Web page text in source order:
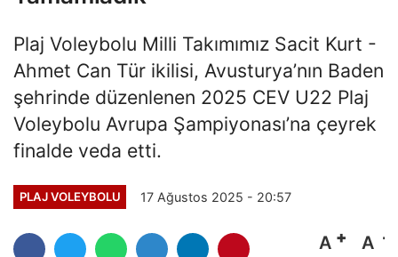
Plaj Voleybolu Milli Takımımız Sacit Kurt -
Ahmet Can Tür ikilisi, Avusturya’nın Baden
şehrinde düzenlenen 2025 CEV U22 Plaj
Voleybolu Avrupa Şampiyonası’na çeyrek
finalde veda etti.
PLAJ VOLEYBOLU 17 Ağustos 2025 - 20:57
A A